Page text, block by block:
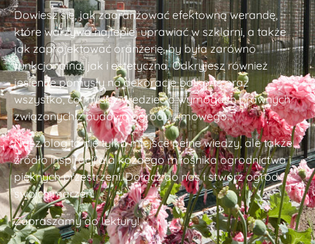
Dowiesz się, jak zaaranżować efektowną werandę,
które warzywa najlepiej uprawiać w szklarni, a także
jak zaprojektować oranżerię, by była zarówno
funkcjonalna, jak i estetyczna. Odkryjesz również
jesienne pomysły na dekoracje balkonu oraz
wszystko, co musisz wiedzieć o wymogach prawnych
związanych z budową ogrodu zimowego.
Nasz blog to nie tylko miejsce pełne wiedzy, ale także
źródło inspiracji dla każdego miłośnika ogrodnictwa i
pięknych przestrzeni. Dołącz do nas i stwórz ogród
swoich marzeń!
Zapraszamy do lektury!